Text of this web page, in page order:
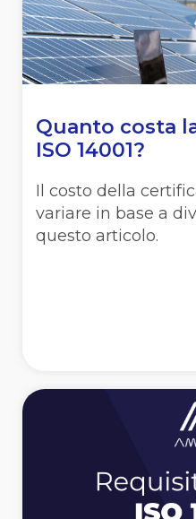
Quanto costa
ISO 14001?
Il costo della
variare in base a
questo articolo.